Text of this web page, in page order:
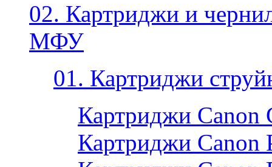
02. Картриджи и
МФУ
01. Картриджи
Картриджи Canon
Картриджи Canon